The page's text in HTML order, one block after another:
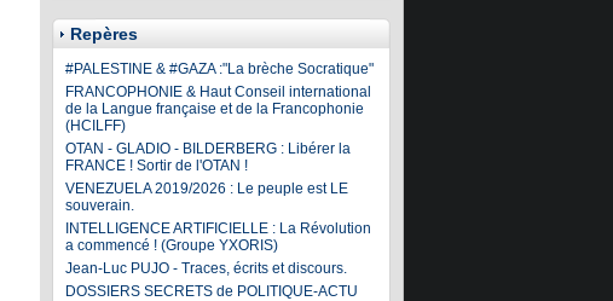
Repères
#PALESTINE & #GAZA :"La brèche Socratique"
FRANCOPHONIE & Haut Conseil international
de la Langue française et de la Francophonie
(HCILFF)
OTAN - GLADIO - BILDERBERG : Libérer la
FRANCE ! Sortir de l'OTAN !
VENEZUELA 2019/2026 : Le peuple est LE
souverain.
INTELLIGENCE ARTIFICIELLE : La Révolution
a commencé ! (Groupe YXORIS)
Jean-Luc PUJO - Traces, écrits et discours.
DOSSIERS SECRETS de POLITIQUE-ACTU